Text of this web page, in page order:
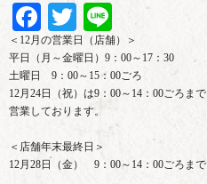
Facebook
Twitter
＜12月の営業日（店舗）＞
平日（月～金曜日）9：00～17：30
土曜日 9：00～15：00ごろ
12月24日（祝）は9：00～14：00ごろまで
営業しております。
＜店舗年末最終日＞
12月28日（金） 9：00～14：00ごろまで